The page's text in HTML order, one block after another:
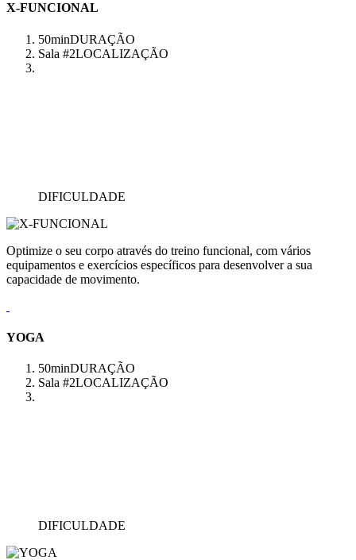
X-FUNCIONAL
50minDURAÇÃO
Sala #2LOCALIZAÇÃO
DIFICULDADE
Optimize o seu corpo através do treino funcional, com vários
equipamentos e exercícios específicos para desenvolver a sua
capacidade de movimento.
YOGA
50minDURAÇÃO
Sala #2LOCALIZAÇÃO
DIFICULDADE